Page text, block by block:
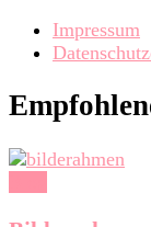
Impressum